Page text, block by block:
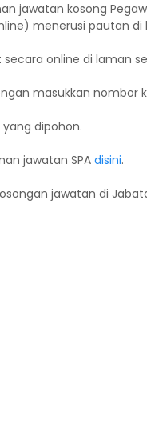
jawatan kosong
menerusi pautan di
online di laman
masukkan nombor
dipohon.
jawatan SPA disini.
jawatan di